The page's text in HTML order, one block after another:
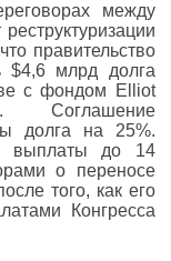
между
правительство
$4,6 млрд долга
с фондом Elliot
Соглашение
долга на 25%.
выплаты до 14
о переносе
того, как его
Конгресса